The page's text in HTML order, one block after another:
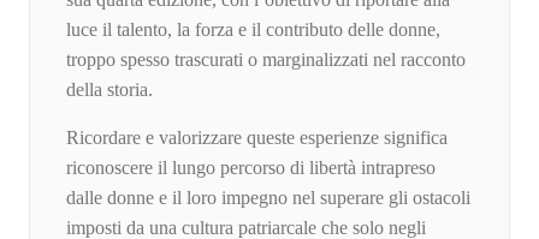
luce il talento, la forza e il contributo delle donne,
troppo spesso trascurati o marginalizzati nel racconto
della storia.
Ricordare e valorizzare queste esperienze significa
riconoscere il lungo percorso di libertà intrapreso
dalle donne e il loro impegno nel superare gli ostacoli
imposti da una cultura patriarcale che solo negli